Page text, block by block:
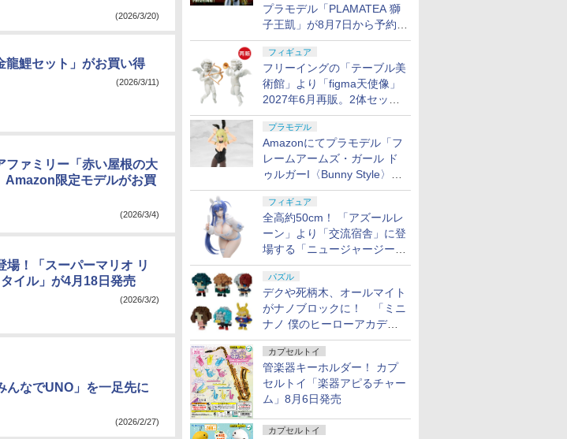
プラモデル「PLAMATEA 獅
子王凱」が8月7日から予約受
付開始！
フィギュア
フリーイングの「テーブル美
術館」より「figma天使像」
2027年6月再販。2体セット
で小便小僧にも
プラモデル
Amazonにてプラモデル「フ
レームアームズ・ガール ド
ゥルガーI〈Bunny Style〉」
が予約受付再開！
フィギュア
全高約50cm！ 「アズールレ
ーン」より「交流宿舎」に登
場する「ニュージャージー」
が1/3スケールフィギュアで
登場
パズル
デクや死柄木、オールマイト
がナノブロックに！ 「ミニ
ナノ 僕のヒーローアカデミ
ア」9月再販
カプセルトイ
管楽器キーホルダー！ カプ
セルトイ「楽器アピるチャー
ム」8月6日発売
カプセルトイ
(2026/3/20)
龍鯉セット」がお買い得
(2026/3/11)
ファミリー「赤い屋根の大
Amazon限定モデルがお買
(2026/3/4)
場！「スーパーマリオ リ
イル」が4月18日発売
(2026/3/2)
んなでUNO」を一足先に
(2026/2/27)